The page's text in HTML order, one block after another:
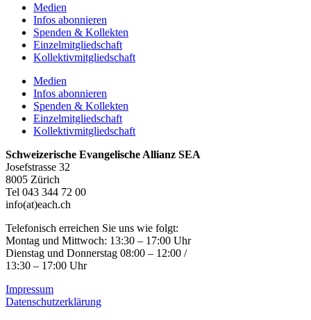
Medien
Infos abonnieren
Spenden & Kollekten
Einzelmitgliedschaft
Kollektivmitgliedschaft
Medien
Infos abonnieren
Spenden & Kollekten
Einzelmitgliedschaft
Kollektivmitgliedschaft
Schweizerische Evangelische Allianz SEA
Josefstrasse 32
8005 Zürich
Tel 043 344 72 00
info(at)each.ch
Telefonisch erreichen Sie uns wie folgt:
Montag und Mittwoch: 13:30 – 17:00 Uhr
Dienstag und Donnerstag 08:00 – 12:00 /
13:30 – 17:00 Uhr
Impressum
Datenschutzerklärung